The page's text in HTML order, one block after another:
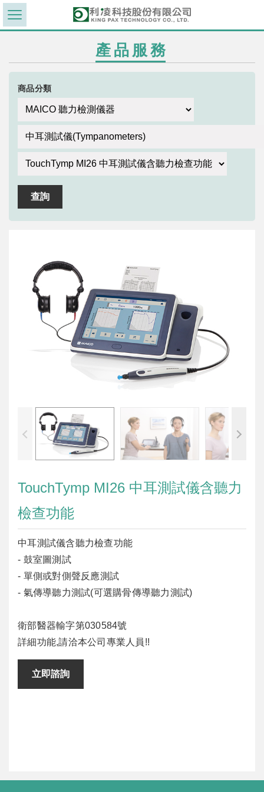
產品服務
商品分類
TouchTymp MI26 中耳測試儀含聽力
檢查功能
中耳測試儀含聽力檢查功能
- 鼓室圖測試
- 單側或對側聲反應測試
- 氣傳導聽力測試(可選購骨傳導聽力測試)
衛部醫器輸字第030584號
詳細功能,請洽本公司專業人員!!
立即諮詢